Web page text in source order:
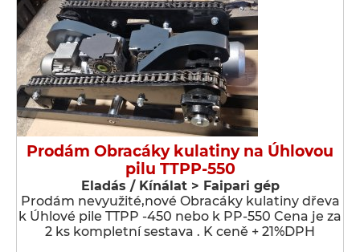
Prodám Obracáky kulatiny na Úhlovou
pilu TTPP-550
Eladás / Kínálat > Faipari gép
Prodám nevyužité,nové Obracáky kulatiny dřeva
k Úhlové pile TTPP -450 nebo k PP-550 Cena je za
2 ks kompletní sestava . K ceně + 21%DPH